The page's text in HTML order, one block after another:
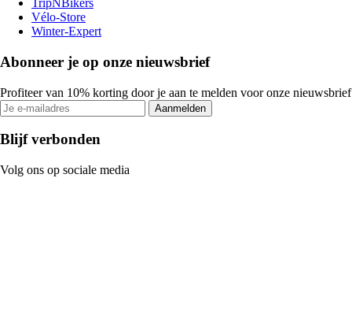
TripNBikers
Vélo-Store
Winter-Expert
Abonneer je op onze nieuwsbrief
Profiteer van 10% korting door je aan te melden voor onze nieuwsbrief
Aanmelden
Blijf verbonden
Volg ons op sociale media